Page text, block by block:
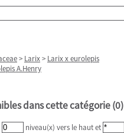
> Larix> Larix x eurolepis
A.Henry
dans cette catégorie (0)
niveau(x) vers le haut et